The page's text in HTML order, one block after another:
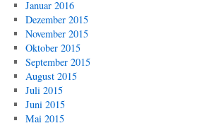
Januar 2016
Dezember 2015
November 2015
Oktober 2015
September 2015
August 2015
Juli 2015
Juni 2015
Mai 2015